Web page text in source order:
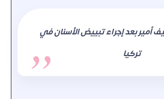
أمير بعد إجراء تبييض الأسنان في
تركيا